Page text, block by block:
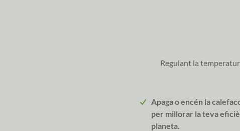
Regulant la
Apaga o encén la
per millorar la teva
planeta.